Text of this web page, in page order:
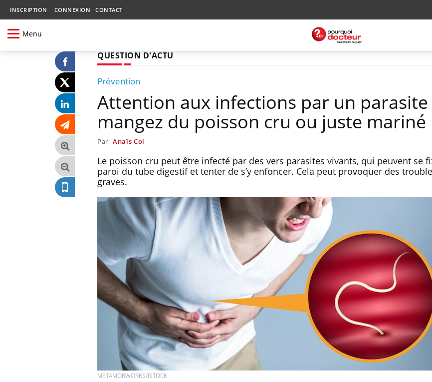
INSCRIPTION CONNEXION CONTACT
Menu
QUESTION D'ACTU
Prévention
Attention aux infections par un parasite
mangez du poisson cru ou juste mariné
Par Anaïs Col
Le poisson cru peut être infecté par des vers parasites vivants, qui peuvent se
paroi du tube digestif et tenter de s’y enfoncer. Cela peut provoquer des
graves.
METAMORWORKS/ISTOCK